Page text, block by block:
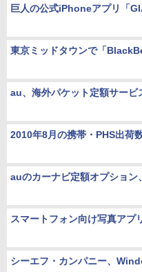
巨人の公式iPhoneアプリ「
東京ミッドタウンで「
au、海外パケット定額サービ
2010年8月の携帯・PHS出荷
auのカーナビ定額オプション
スマートフォン向け写真アプ
シーエフ・カンパニー、